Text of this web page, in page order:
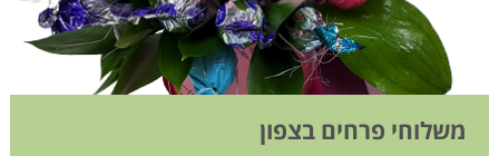
משלוחי פרחים בצפון